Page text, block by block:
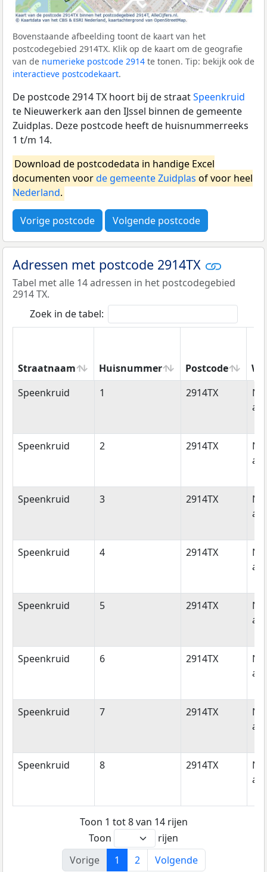
Bovenstaande afbeelding toont de kaart van het
postcodegebied 2914TX. Klik op de kaart om de geografie
van de numerieke postcode 2914 te tonen. Tip: bekijk ook de
interactieve postcodekaart.
De postcode 2914 TX hoort bij de straatSpeenkruid
te Nieuwerkerk aan den IJssel binnen de gemeente
Zuidplas. Deze postcode heeft de huisnummerreeks
1 t/m 14.
Download de postcodedata in handige Excel
documenten voorde gemeente Zuidplas of voor heel
Nederland.
Vorige postcode Volgende postcode
Adressen met postcode 2914TX
Tabel met alle 14 adressen in het postcodegebied
2914 TX.
Zoek in de tabel:
Straatnaam Huisnummer Postcode
Straatnaam
Huisnummer Postcode
Speenkruid 1 2914TX
Speenkruid 2 2914TX
Speenkruid 3 2914TX
Speenkruid 4 2914TX
Speenkruid 5 2914TX
Speenkruid 6 2914TX
Speenkruid 7 2914TX
Speenkruid 8 2914TX
Toon 1 tot 8 van 14 rijen
Toon
rijen
Vorige
1 2 Volgende